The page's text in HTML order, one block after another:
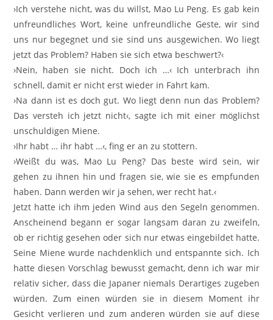
›Ich verstehe nicht, was du willst, Mao Lu Peng. Es gab kein
unfreundliches Wort, keine unfreundliche Geste, wir sind
uns nur begegnet und sie sind uns ausgewichen. Wo liegt
jetzt das Problem? Haben sie sich etwa beschwert?‹
›Nein, haben sie nicht. Doch ich …‹ Ich unterbrach ihn
schnell, damit er nicht erst wieder in Fahrt kam.
›Na dann ist es doch gut. Wo liegt denn nun das Problem?
Das versteh ich jetzt nicht‹, sagte ich mit einer möglichst
unschuldigen Miene.
›Ihr habt … ihr habt …‹, fing er an zu stottern.
›Weißt du was, Mao Lu Peng? Das beste wird sein, wir
gehen zu ihnen hin und fragen sie, wie sie es empfunden
haben. Dann werden wir ja sehen, wer recht hat.‹
Jetzt hatte ich ihm jeden Wind aus den Segeln genommen.
Anscheinend begann er sogar langsam daran zu zweifeln,
ob er richtig gesehen oder sich nur etwas eingebildet hatte.
Seine Miene wurde nachdenklich und entspannte sich. Ich
hatte diesen Vorschlag bewusst gemacht, denn ich war mir
relativ sicher, dass die Japaner niemals Derartiges zugeben
würden. Zum einen würden sie in diesem Moment ihr
Gesicht verlieren und zum anderen würden sie auf diese